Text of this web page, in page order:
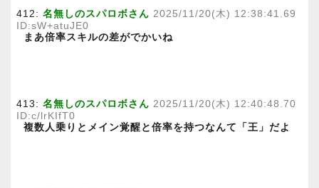
412: 名無しのスパロボさん 2025/11/20(木) 12:38:41.69
ID:sW+atuJE0
まあ倍率スキルの差がでかいね
413: 名無しのスパロボさん 2025/11/20(木) 12:40:48.70
ID:c/lrKIfT0
複数人乗りとメイン覚醒と倍率を持つなんて「王」だよ